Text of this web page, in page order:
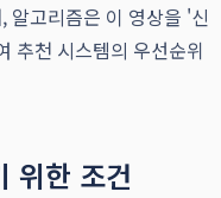
알고리즘은 이 영상을 '신
추천 시스템의 우선순위
위한 조건